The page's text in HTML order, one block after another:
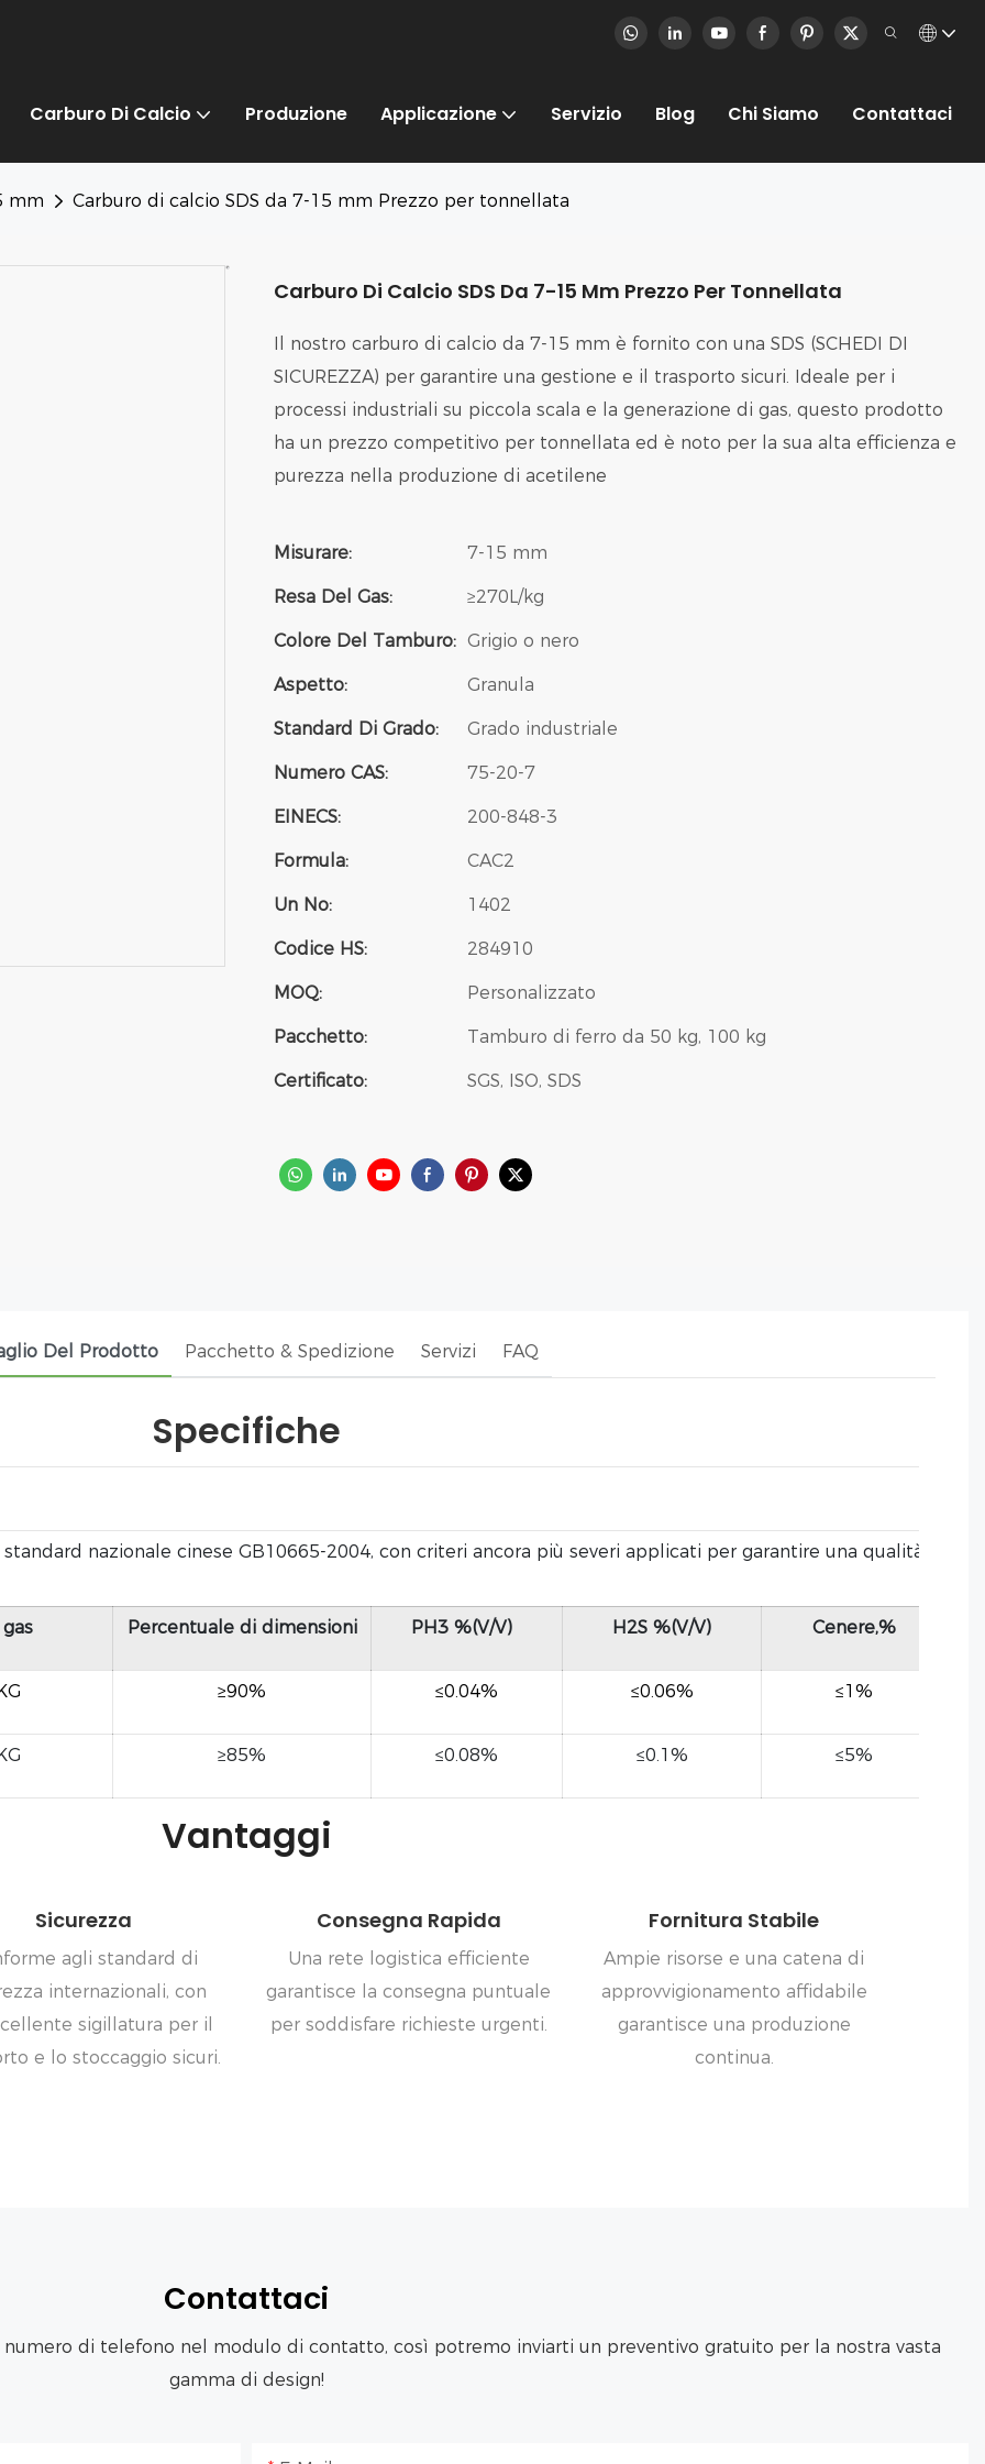
Carburo Di Calcio Produzione Applicazione Servizio Blog Chi Siamo Contattaci
mm Carburo di calcio SDS da 7-15 mm Prezzo per tonnellata
Carburo Di Calcio SDS Da 7-15 Mm Prezzo Per Tonnellata
Il nostro carburo di calcio da 7-15 mm è fornito con una SDS (SCHEDI DI
SICUREZZA) per garantire una gestione e il trasporto sicuri. Ideale per i
processi industriali su piccola scala e la generazione di gas, questo prodotto
ha un prezzo competitivo per tonnellata ed è noto per la sua alta efficienza e
purezza nella produzione di acetilene
Misurare: 7-15 mm
Resa Del Gas: ≥270L/kg
Colore Del Tamburo: Grigio o nero
Aspetto: Granula
Standard Di Grado: Grado industriale
Numero CAS: 75-20-7
EINECS: 200-848-3
Formula: CAC2
Un No: 1402
Codice HS: 284910
MOQ: Personalizzato
Pacchetto: Tamburo di ferro da 50 kg, 100 kg
Certificato: SGS, ISO, SDS
Del Prodotto Pacchetto & Spedizione Servizi FAQ
Specifiche
nazionale cinese GB10665-2004, con criteri ancora più severi applicati per garantire una qualità
Percentuale di dimensioni PH3 %(V/V) H2S %(V/V) Cenere,%
≥90% ≤0.04% ≤0.06% ≤1%
≥85% ≤0.08% ≤0.1% ≤5%
Vantaggi
Sicurezza
agli standard di
internazionali, con
sigillatura per il
e lo stoccaggio sicuri.
Consegna Rapida
Una rete logistica efficiente
garantisce la consegna puntuale
per soddisfare richieste urgenti.
Fornitura Stabile
Ampie risorse e una catena di
approvvigionamento affidabile
garantisce una produzione
continua.
Contattaci
di telefono nel modulo di contatto, così potremo inviarti un preventivo gratuito per la nostra vasta
gamma di design!